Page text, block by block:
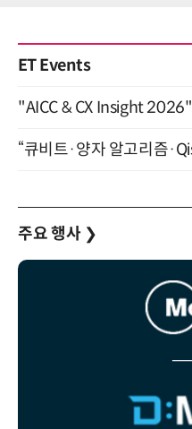
ET Events
"AICC & CX Insight
주요 행사 ❯